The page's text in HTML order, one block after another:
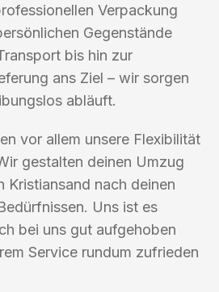
Verpackung
Gegenstände
bis hin zur
ans Ziel – wir sorgen
abläuft.
vor allem unsere Flexibilität
gestalten deinen Umzug
Kristiansand nach deinen
Uns ist es
bei uns gut aufgehoben
Service rundum zufrieden